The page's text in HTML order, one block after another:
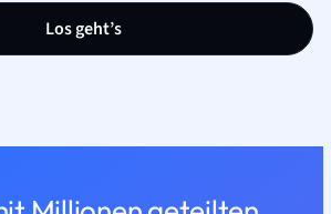
Los geht’s